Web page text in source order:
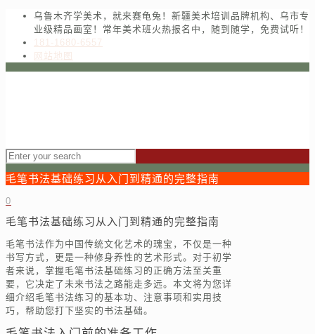
乌鲁木齐学美术，就来赛龟兔！新疆美术培训品牌机构、乌市专
业级精品画室！常年美术班火热报名中，随到随学，免费试听！
181-1680-6557
网站地图
毛笔书法基础练习从入门到精通的完整指南
0
毛笔书法基础练习从入门到精通的完整指南
毛笔书法作为中国传统文化艺术的瑰宝，不仅是一种
书写方式，更是一种修身养性的艺术形式。对于初学
者来说，掌握毛笔书法基础练习的正确方法至关重
要，它决定了未来书法之路能走多远。本文将为您详
细介绍毛笔书法练习的基本功、注意事项和实用技
巧，帮助您打下坚实的书法基础。